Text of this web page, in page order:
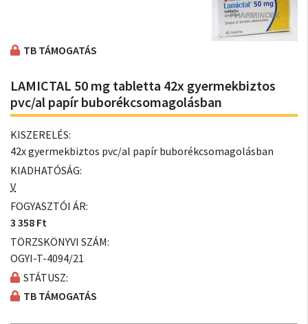
TB TÁMOGATÁS
LAMICTAL 50 mg tabletta 42x gyermekbiztos
pvc/al papír buborékcsomagolásban
KISZERELÉS:
42x gyermekbiztos pvc/al papír buborékcsomagolásban
KIADHATÓSÁG:
V
FOGYASZTÓI ÁR:
3 358 Ft
TÖRZSKÖNYVI SZÁM:
OGYI-T-4094/21
STÁTUSZ:
TB TÁMOGATÁS